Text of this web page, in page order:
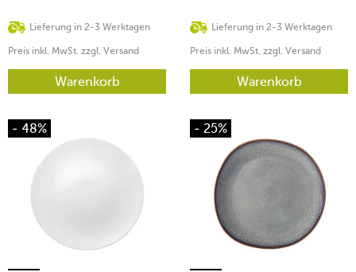
Lieferung in 2-3 Werktagen
Preis inkl. MwSt. zzgl. Versand
Warenkorb
Lieferung in 2-3 Werktagen
Preis inkl. MwSt. zzgl. Versand
Warenkorb
- 48% - 25%